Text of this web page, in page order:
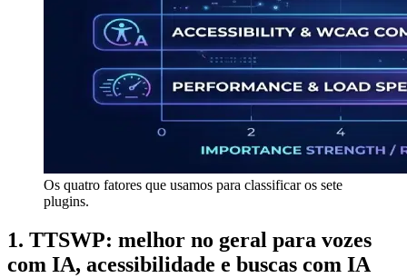
Os quatro fatores que usamos para classificar os sete
plugins.
1. TTSWP: melhor no geral para vozes
com IA, acessibilidade e buscas com IA